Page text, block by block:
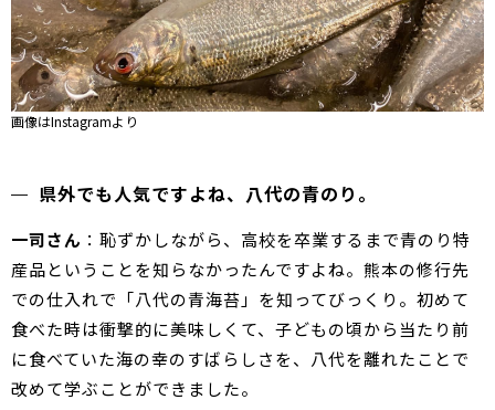
画像はInstagramより
県外でも人気ですよね、八代の青のり。
一司さん ：恥ずかしながら、高校を卒業するまで青のり特
産品ということを知らなかったんですよね。熊本の修行先
での仕入れで「八代の青海苔」を知ってびっくり。初めて
食べた時は衝撃的に美味しくて、子どもの頃から当たり前
に食べていた海の幸のすばらしさを、八代を離れたことで
改めて学ぶことができました。